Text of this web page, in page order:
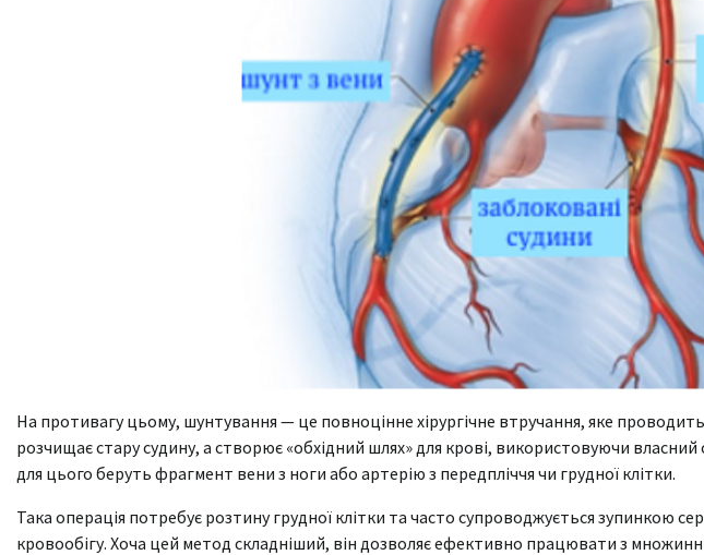
На противагу цьому, шунтування — це повноцінне хірургічне втручання, яке
розчищає стару судину, а створює «обхідний шлях» для крові, використовуючи
для цього беруть фрагмент вени з ноги або артерію з передпліччя чи грудної клітки.
Така операція потребує розтину грудної клітки та часто супроводжується зупинкою
кровообігу. Хоча цей метод складніший, він дозволяє ефективно працювати з